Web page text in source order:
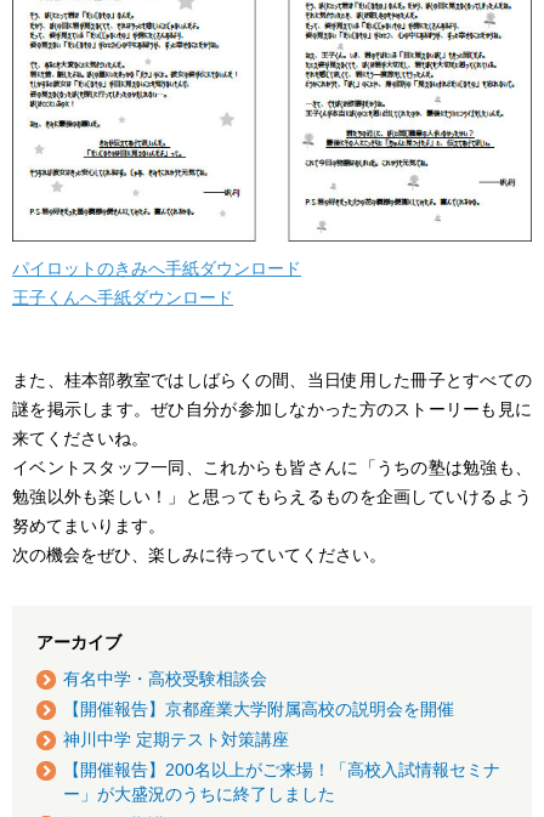
パイロットのきみへ手紙ダウンロード
王子くんへ手紙ダウンロード
また、桂本部教室ではしばらくの間、当日使用した冊子とすべての
謎を掲示します。ぜひ自分が参加しなかった方のストーリーも見に
来てくださいね。
イベントスタッフ一同、これからも皆さんに「うちの塾は勉強も、
勉強以外も楽しい！」と思ってもらえるものを企画していけるよう
努めてまいります。
次の機会をぜひ、楽しみに待っていてください。
アーカイブ
有名中学・高校受験相談会
【開催報告】京都産業大学附属高校の説明会を開催
神川中学 定期テスト対策講座
【開催報告】200名以上がご来場！「高校入試情報セミナ
ー」が大盛況のうちに終了しました